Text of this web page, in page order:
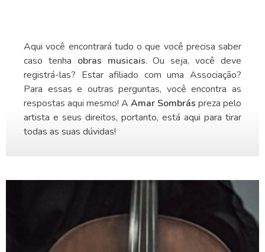
Aqui você encontrará tudo o que você precisa saber
caso tenha obras musicais. Ou seja, você deve
registrá-las? Estar afiliado com uma Associação?
Para essas e outras perguntas, você encontra as
respostas aqui mesmo! A Amar Sombrás preza pelo
artista e seus direitos, portanto, está aqui para tirar
todas as suas dúvidas!